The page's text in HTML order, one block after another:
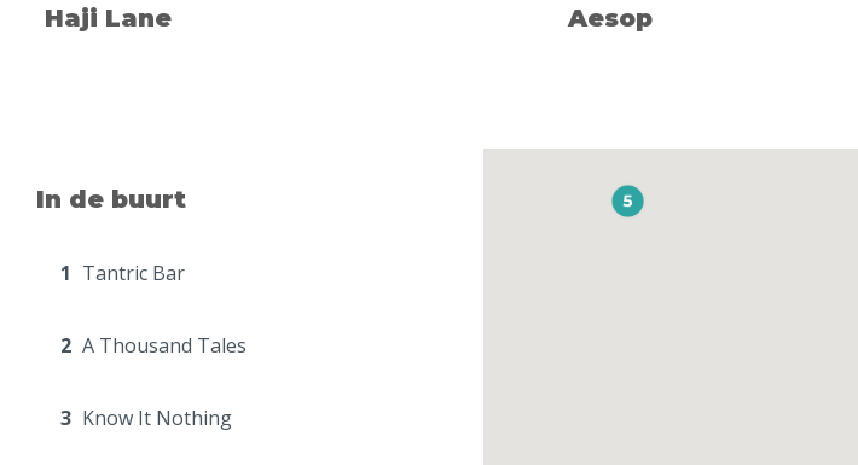
Haji Lane Aesop
In de buurt
1 Tantric Bar
2 A Thousand Tales
3 Know It Nothing